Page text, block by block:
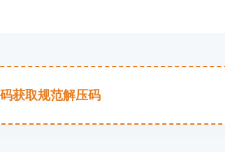
获取规范解压码